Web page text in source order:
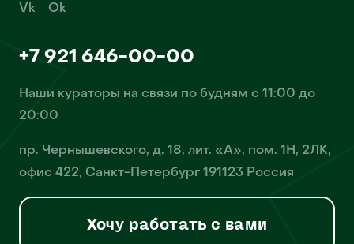
Vk Ok
+7 921 646-00-00
Наши кураторы на связи по будням с 11:00 до
20:00
пр. Чернышевского, д. 18, лит. «А», пом. 1Н, 2ЛК,
офис 422, Санкт-Петербург 191123 Россия
Хочу работать с вами